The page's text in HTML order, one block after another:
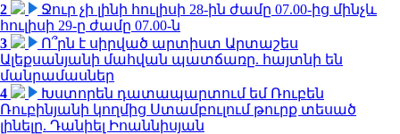
2
Ջուր չի լինի հուլիսի 28-ին ժամը 07.00-ից մինչև
հուլիսի 29-ը ժամը 07.00-ն
3
Ո՞րն է սիրված արտիստ Արտաշես
Ալեքսանյանի մահվան պատճառը. հայտնի են
մանրամասներ
4
Խստորեն դատապարտում եմ Ռուբեն
Ռուբինյանի կողմից Ստամբուլում թուրք տեսած
լինելը. Դանիել Իոաննիսյան